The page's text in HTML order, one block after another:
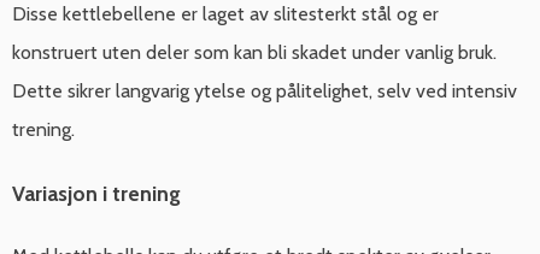
Disse kettlebellene er laget av slitesterkt stål og er
konstruert uten deler som kan bli skadet under vanlig bruk.
Dette sikrer langvarig ytelse og pålitelighet, selv ved intensiv
trening.
Variasjon i trening